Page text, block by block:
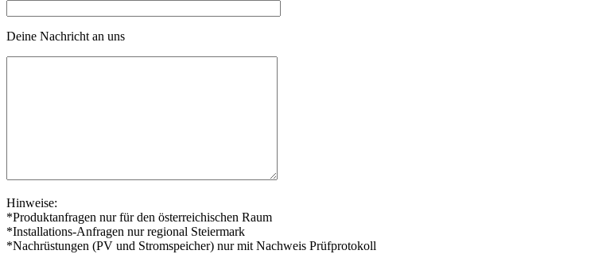
Deine Nachricht an uns
Hinweise:
*Produktanfragen nur für den österreichischen Raum
*Installations-Anfragen nur regional Steiermark
*Nachrüstungen (PV und Stromspeicher) nur mit Nachweis Prüfprotokoll